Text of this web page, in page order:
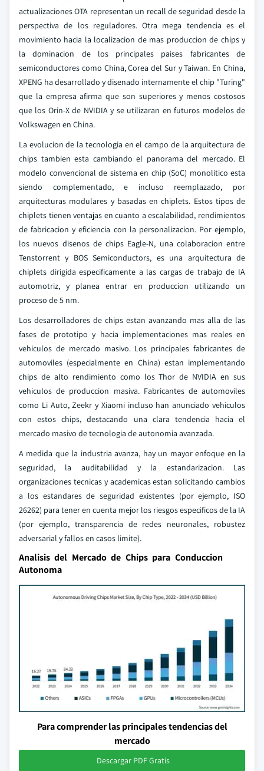
actualizaciones OTA representan un recall de seguridad desde la
perspectiva de los reguladores. Otra mega tendencia es el
movimiento hacia la localizacion de mas produccion de chips y
la dominacion de los principales paises fabricantes de
semiconductores como China, Corea del Sur y Taiwan. En China,
XPENG ha desarrollado y disenado internamente el chip "Turing"
que la empresa afirma que son superiores y menos costosos
que los Orin-X de NVIDIA y se utilizaran en futuros modelos de
Volkswagen en China.
La evolucion de la tecnologia en el campo de la arquitectura de
chips tambien esta cambiando el panorama del mercado. El
modelo convencional de sistema en chip (SoC) monolitico esta
siendo complementado, e incluso reemplazado, por
arquitecturas modulares y basadas en chiplets. Estos tipos de
chiplets tienen ventajas en cuanto a escalabilidad, rendimientos
de fabricacion y eficiencia con la personalizacion. Por ejemplo,
los nuevos disenos de chips Eagle-N, una colaboracion entre
Tenstorrent y BOS Semiconductors, es una arquitectura de
chiplets dirigida especificamente a las cargas de trabajo de IA
automotriz, y planea entrar en produccion utilizando un
proceso de 5 nm.
Los desarrolladores de chips estan avanzando mas alla de las
fases de prototipo y hacia implementaciones mas reales en
vehiculos de mercado masivo. Los principales fabricantes de
automoviles (especialmente en China) estan implementando
chips de alto rendimiento como los Thor de NVIDIA en sus
vehiculos de produccion masiva. Fabricantes de automoviles
como Li Auto, Zeekr y Xiaomi incluso han anunciado vehiculos
con estos chips, destacando una clara tendencia hacia el
mercado masivo de tecnologia de autonomia avanzada.
A medida que la industria avanza, hay un mayor enfoque en la
seguridad, la auditabilidad y la estandarizacion. Las
organizaciones tecnicas y academicas estan solicitando cambios
a los estandares de seguridad existentes (por ejemplo, ISO
26262) para tener en cuenta mejor los riesgos especificos de la IA
(por ejemplo, transparencia de redes neuronales, robustez
adversarial y fallos en casos limite).
Analisis del Mercado de Chips para Conduccion
Autonoma
Para comprender las principales tendencias del
mercado
Descargar PDF Gratis